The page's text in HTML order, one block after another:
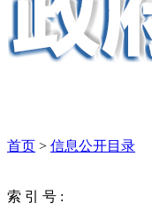
首页 > 信息公开目录
索 引 号 :